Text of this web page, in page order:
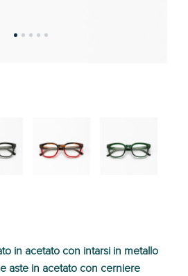
in acetato con intarsi in metallo
aste in acetato con cerniere